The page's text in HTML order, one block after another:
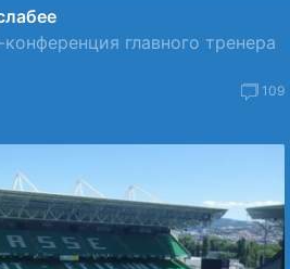
главного тренера
109